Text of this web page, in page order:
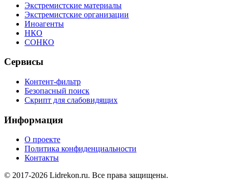
Экстремистские материалы
Экстремистские организации
Иноагенты
НКО
СОНКО
Сервисы
Контент-фильтр
Безопасный поиск
Скрипт для слабовидящих
Информация
О проекте
Политика конфиденциальности
Контакты
© 2017-2026 Lidrekon.ru. Все права защищены.